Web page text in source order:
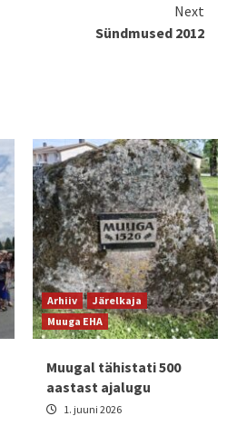
Next
Sündmused 2012
Arhiiv
Järelkaja
Muuga EHA
Muugal tähistati 500
aastast ajalugu
1. juuni 2026